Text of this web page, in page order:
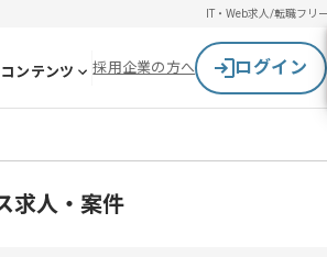
IT・Web求人/転職フリ
ンテンツ 採用企業の方へ ログイン
求人・案件